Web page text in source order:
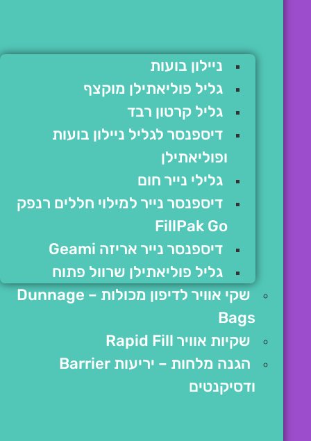
ניילון בועות
גליל פוליאתילן מוקצף
גליל קרטון רבד
דיספנסר לגליל ניילון בועות
ופוליאתילן
גלילי נייר חום
דיספנסר נייר למילוי חללים רנפק
FillPak Go
דיספנסר נייר אריזה Geami
גליל פוליאתילן שרוול פתוח
שקי אוויר לדיפון מכולות – Dunnage
Bags
שקיות אוויר Rapid Fill
הגנה מלחות – יריעות Barrier
ודסיקנטים